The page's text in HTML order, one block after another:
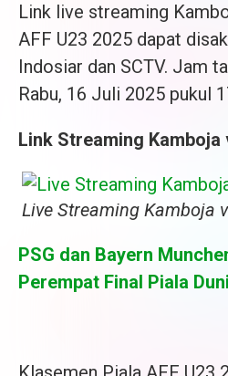
Link live streaming
AFF U23 2025 dapat
Indosiar dan SCTV. Jam
Rabu, 16 Juli 2025 pukul
Link Streaming Kamboja
Live Streaming Kamboja
PSG dan Bayern
Perempat Final Piala